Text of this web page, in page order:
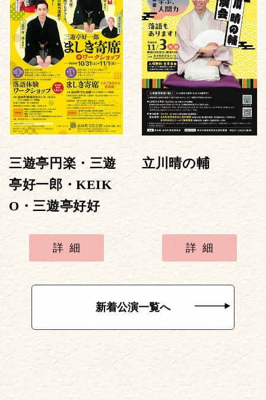
三遊亭円楽・三遊
亭好一郎・KEIK
O・三遊亭好好
詳細
立川晴の輔
詳細
新着公演一覧へ